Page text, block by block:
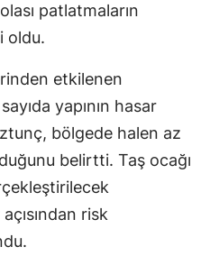
patlatmaların
oldu.
etkilenen
yapının hasar
bölgede halen az
belirtti. Taş ocağı
risk